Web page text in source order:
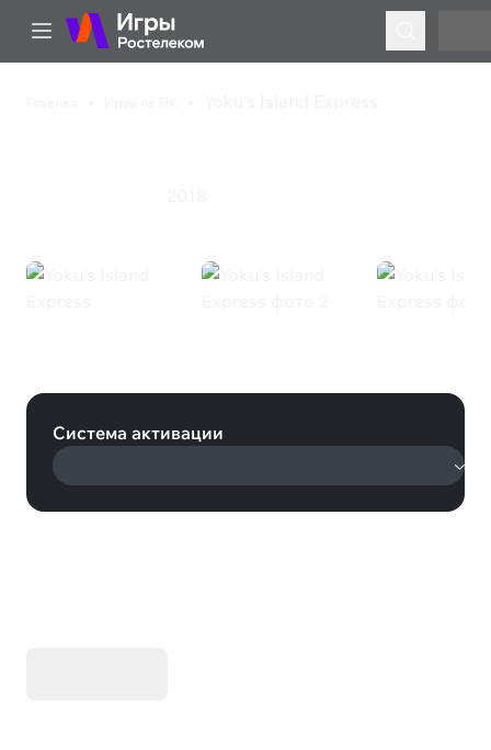
Система активации